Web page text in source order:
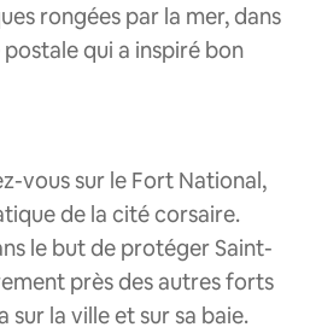
rongées par la mer, dans
qui a inspiré bon
vous sur le Fort National,
de la cité corsaire.
le but de protéger Saint-
près des autres forts
la ville et sur sa baie.